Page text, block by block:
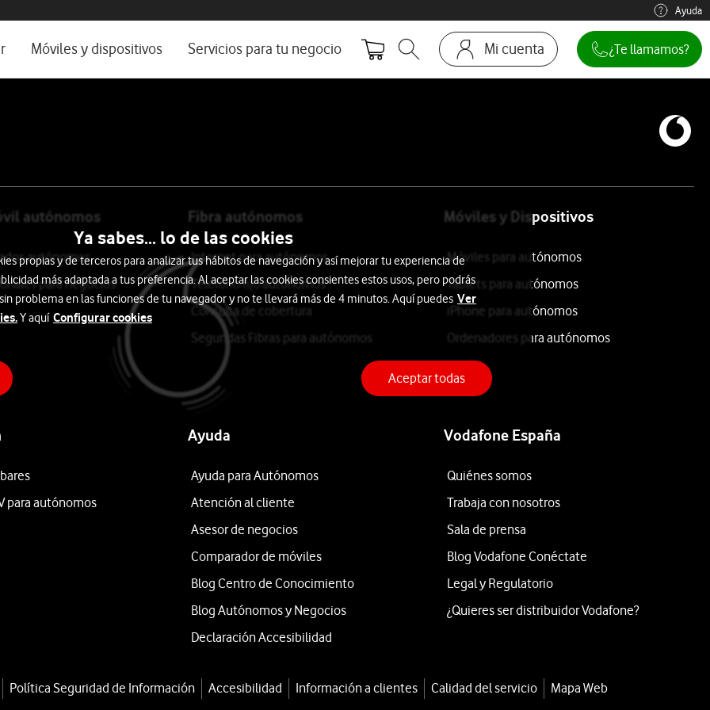
ayuda e idioma Ayuda
Móviles y dispositivos Servicios para tu negocio
Abrir buscador. Abre en ventana modal
Mi cuenta
Ir a la pagina acceso clientes
¿Te llamamos?
autónomos
autónomos
para negocios
Fibra autónomos
Internet para autónomos
Teléfono fijo autónomos
Consulta de cobertura
Segundas Fibras para autónomos
Móviles y Dispositivos
Móviles para autónomos
Tablets para autónomos
iPhone para autónomos
Ordenadores para autónomos
para autónomos
Ayuda
Ayuda para Autónomos
Atención al cliente
Asesor de negocios
Comparador de móviles
Blog Centro de Conocimiento
Blog Autónomos y Negocios
Declaración Accesibilidad
Vodafone España
Quiénes somos
Trabaja con nosotros
Sala de prensa
Blog Vodafone Conéctate
Legal y Regulatorio
¿Quieres ser distribuidor Vodafone?
Política Seguridad de Información Accesibilidad Información a clientes Calidad del servicio
Mapa Web
Ya sabes... lo de las cookies
propias y de terceros para analizar tus hábitos de navegación y así mejorar tu experiencia de
más adaptada a tus preferencia. Al aceptar las cookies consientes estos usos, pero podrás
problema en las funciones de tu navegador y no te llevará más de 4 minutos. Aquí puedes Ver
Y aquí Configurar cookies
Aceptar todas